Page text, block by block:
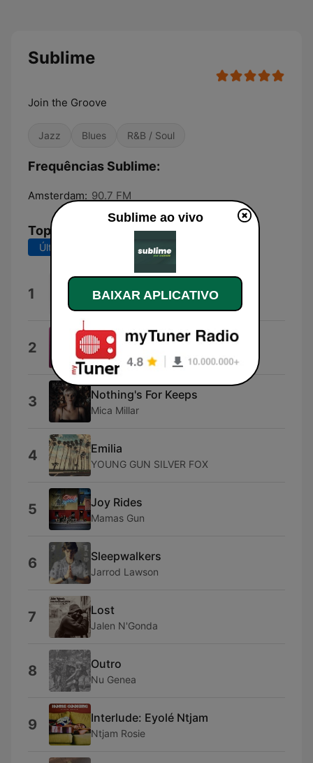
Sublime
Join the Groove
Jazz Blues R&B / Soul
Frequências Sublime:
Amsterdam: 90.7 FM
Top Músicas
Últimos 7 dias Últimos 30 dias
1 SIENNA SPIRO
2 Dangerously Easy
Olivia Dean
3 Nothing's For Keeps
Mica Millar
4 Emilia
YOUNG GUN SILVER FOX
5 Joy Rides
Mamas Gun
6 Sleepwalkers
Jarrod Lawson
7 Lost
Jalen N'Gonda
8 Outro
Nu Genea
9 Interlude: Eyolé Ntjam
Ntjam Rosie
Sublime ao vivo
BAIXAR APLICATIVO